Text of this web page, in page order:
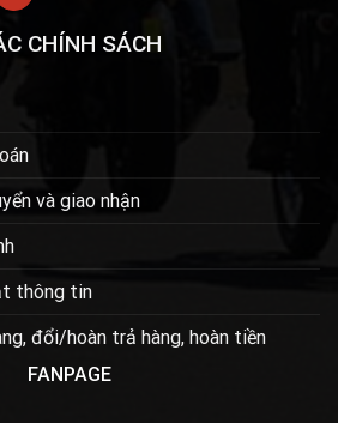
CHÍNH SÁCH
và giao nhận
thông tin
đổi/hoàn trả hàng, hoàn tiền
FANPAGE